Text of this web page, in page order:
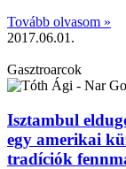
Tovább olvasom »
2017.06.01.
Gasztroarcok
Isztambul
egy amerikai
tradíciók